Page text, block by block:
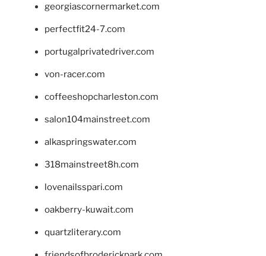
georgiascornermarket.com
perfectfit24-7.com
portugalprivatedriver.com
von-racer.com
coffeeshopcharleston.com
salon104mainstreet.com
alkaspringswater.com
318mainstreet8h.com
lovenailsspari.com
oakberry-kuwait.com
quartzliterary.com